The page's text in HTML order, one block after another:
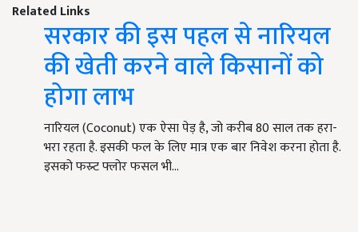
Related Links
सरकार की इस पहल से नारियल
की खेती करने वाले किसानों को
होगा लाभ
नारियल (Coconut) एक ऐसा पेड़ है, जो करीब 80 साल तक हरा-
भरा रहता है. इसकी फल के लिए मात्र एक बार निवेश करना होता है.
इसको फस्र्ट फ्लोर फसल भी…